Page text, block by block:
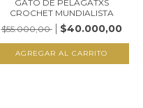
GATO DE PELAGATXS
CROCHET MUNDIALISTA
$55.000,00
$40.000,00